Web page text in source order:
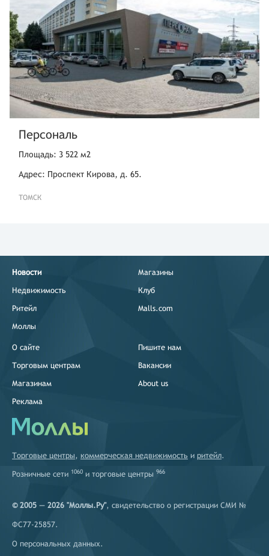
Персональ
Площадь: 3 522 м2
Адрес: Проспект Кирова, д. 65.
ТОМСК
Новости
Недвижимость
Ритейл
Моллы
Магазины
Клуб
Malls.com
О сайте
Торговым центрам
Магазинам
Реклама
Пишите нам
Вакансии
About us
Торговые центры, коммерческая недвижимость и ритейл.
Розничные сети 1060 и торговые центры 966
© 2005 — 2026 "Моллы.Ру", свидетельство о регистрации СМИ №
ФС77-25857.
О персональных данных.